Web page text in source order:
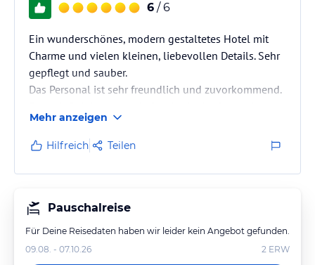
6 / 6
Ein wunderschönes, modern gestaltetes Hotel mit
Charme und vielen kleinen, liebevollen Details. Sehr
gepflegt und sauber.
Das Personal ist sehr freundlich und zuvorkommend.
Restaurant oder an der Rezeption. Jeder hat ein paar
nette Worte. Man fühlt sich einfach wohl.
Das Abendessen hat Sterne Qualität. Selten so gut
gegessen.
genossen.
Mehr anzeigen
Hilfreich Teilen
Pauschalreise
Für Deine Reisedaten haben wir leider kein Angebot gefunden.
09.08. - 07.10.26
2 ERW